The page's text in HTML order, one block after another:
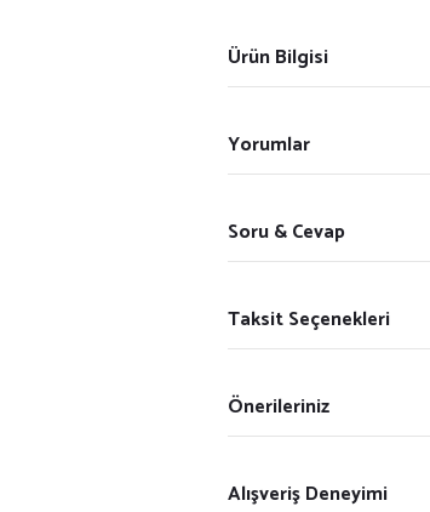
Ürün Bilgisi
Yorumlar
Soru & Cevap
Taksit Seçenekleri
Önerileriniz
Alışveriş Deneyimi